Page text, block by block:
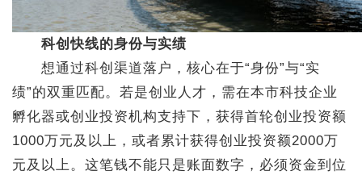
科创快线的身份与实绩
想通过科创渠道落户，核心在于“身份”与“实
绩”的双重匹配。若是创业人才，需在本市科技企业
孵化器或创业投资机构支持下，获得首轮创业投资额
1000万元及以上，或者累计获得创业投资额2000万
元及以上。这笔钱不能只是账面数字，必须资金到位